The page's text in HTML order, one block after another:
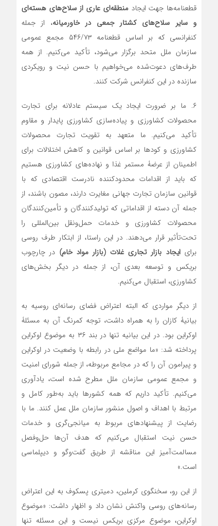
قطعنامه‌ها جهت ایجادمنطقه‌ای عاری از سلاح‌های هسته‌ای
و سایر سلاح‌های کشتار جمعی در خاورمیانه، از جمله
کنفرانسی که بر اساس قطعنامه ۵۴۶/۷۳ مجمع عمومی
سازمان ملل متحد برگزار می‌شود، تأکید می‌کنیم. از همه
طرف‌های دعوت‌شده می‌خواهیم با حسن نیت و رویکردی
سازنده در این کنفرانس شرکت کنند.
۶. ما بر ضرورت ایجاد یک سیستم عادلانه برای تجارت
محصولات کشاورزی و پیاده‌سازی کشاورزی پایدار و مقاوم
تأکید می‌کنیم. ما متعهد به تقویت تجارت محصولات
کشاورزی و کودها بر اساس قوانین و کاهش اختلالات برای
اطمینان از عرضۀ مستمر غذا و نهاده‌های کشاورزی هستیم
که باید از اقدامات محدودکننده نادرست اقتصادی که با
قوانین سازمان تجارت جهانی مغایرت دارند، مصون باشند، از
جمله آن‌ دسته از اقداماتی که تولیدکنندگان و تأمین‌کنندگان
محصولات کشاورزی و خدمات حمل‌ونقل بین‌المللی را
تحت‌تأثیر قرار می‌دهند. در این راستا، از ابتکار طرف روسی
برایایجاد بازار تجاری غلات (بازار مواد خام) در چارچوب
بریکس و توسعه بعدی آن، از جمله در دیگر بخش‌های
کشاورزی، استقبال می‌کنیم.
از دیگر مواردی که البته اعتراض فضای رسانه‌ای روسیه به
بیانیۀ کازان را به همراه داشت، توجه کمرنگ آن به مسئلۀ
اوکراین بود. در این بیانیه تنها در بند ۳۶ به موضوع اوکراین
پرداخته شد: «ما مواضع ملی در رابطه با وضعیت در اوکراین
و پیرامون آن را که در مجامع مربوطه، از جمله شورای امنیت
و مجمع عمومی سازمان ملل مطرح شده است، یادآوری
می‌کنیم. تأکید داریم که همه کشورها باید به‌طور کامل و
مرتبط با اهداف و اصول منشور سازمان ملل عمل کنند. ما با
رضایت از پیشنهادهای مربوط به میانجی‌گری و خدمات
حسن نیت استقبال می‌کنیم که هدف آن‌ها حل‌وفصل
مسالمت‌آمیز این مناقشه از طریق گفت‌وگو و دیپلماسی
است.»
از این رو، سخنگوی کرملین، دمیتری پسکوف به این اعتراض
رسانه‌های روسی واکنش نشان داد و اظهار داشت: «موضوع
اوکراین، موضوع مرکزی بریکس نیست و این مسئله تنها